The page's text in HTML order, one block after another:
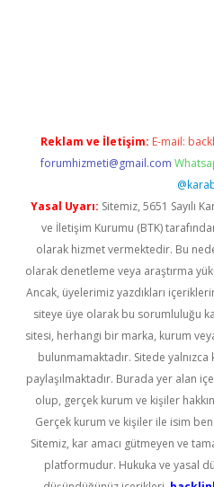
Reklam ve İletişim: E-mail:
forumhizmeti@gmail.com
Yasal Uyarı: Sitemiz, 5651 Sayılı
ve İletişim Kurumu (BTK)
olarak hizmet vermektedir. Bu
olarak denetleme veya araştırma
Ancak, üyelerimiz yazdıkları
siteye üye olarak bu sorumluluğu
sitesi, herhangi bir marka, kurum
bulunmamaktadır. Sitede yalnızca
paylaşılmaktadır. Burada yer alan
olup, gerçek kurum ve kişiler
Gerçek kurum ve kişiler ile isim
Sitemiz, kar amacı gütmeyen ve
platformudur. Hukuka ve yasal